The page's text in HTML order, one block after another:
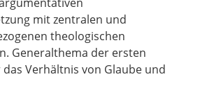
mit zentralen und
theologischen
Generalthema der ersten
Verhältnis von Glaube und